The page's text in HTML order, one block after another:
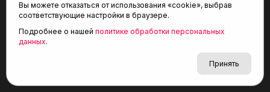
© 2001-2026 Агентство спортивных новостей
Вы можете отказаться от использования «cookie», выбрав
соответствующие настройки в браузере.
Подробнее о нашей политике обработки персональных
данных.
Принять